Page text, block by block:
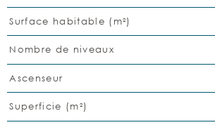
Surface habitable (m²)
Nombre de niveaux
Ascenseur
Superficie (m²)